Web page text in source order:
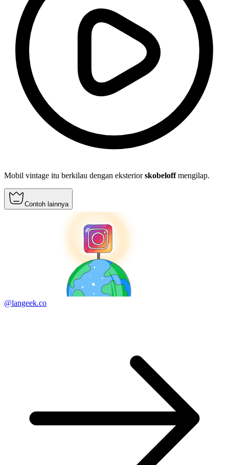
Mobil vintage itu berkilau dengan eksteriorskobeloffmengilap.
Contoh lainnya
@langeek.co